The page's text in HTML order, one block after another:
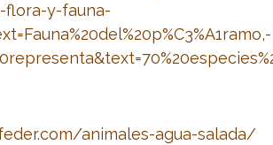
flora-y-fauna-
animales-agua-salada/